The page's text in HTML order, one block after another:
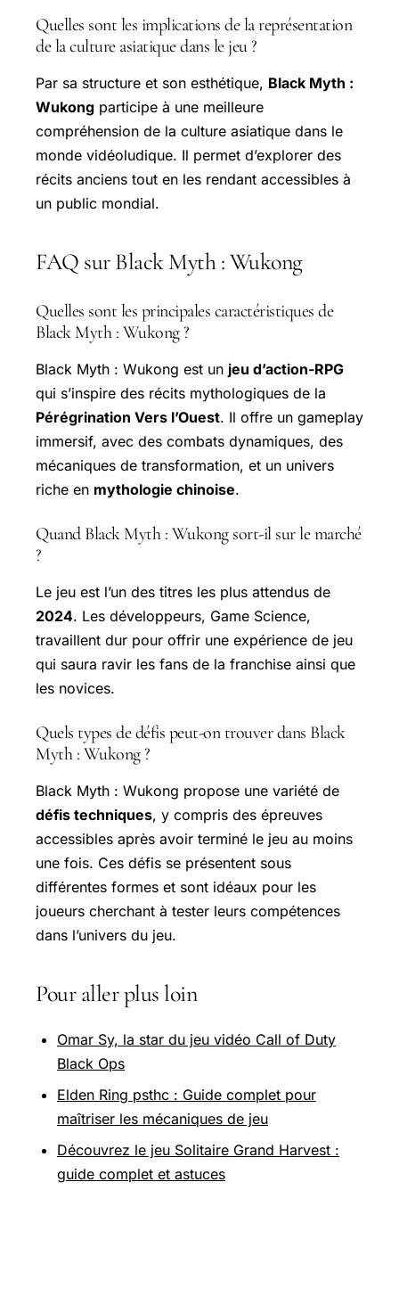
Quelles sont les implications de la représentation
de la culture asiatique dans le jeu ?
Par sa structure et son esthétique, Black Myth :
Wukong participe à une meilleure
compréhension de la culture asiatique dans le
monde vidéoludique. Il permet d’explorer des
récits anciens tout en les rendant accessibles à
un public mondial.
FAQ sur Black Myth : Wukong
Quelles sont les principales caractéristiques de
Black Myth : Wukong ?
Black Myth : Wukong est un jeu d’action-RPG
qui s’inspire des récits mythologiques de la
Pérégrination Vers l’Ouest. Il offre un gameplay
immersif, avec des combats dynamiques, des
mécaniques de transformation, et un univers
riche en mythologie chinoise.
Quand Black Myth : Wukong sort-il sur le marché
?
Le jeu est l’un des titres les plus attendus de
2024. Les développeurs, Game Science,
travaillent dur pour offrir une expérience de jeu
qui saura ravir les fans de la franchise ainsi que
les novices.
Quels types de défis peut-on trouver dans Black
Myth : Wukong ?
Black Myth : Wukong propose une variété de
défis techniques, y compris des épreuves
accessibles après avoir terminé le jeu au moins
une fois. Ces défis se présentent sous
différentes formes et sont idéaux pour les
joueurs cherchant à tester leurs compétences
dans l’univers du jeu.
Pour aller plus loin
Omar Sy, la star du jeu vidéo Call of Duty
Black Ops
Elden Ring psthc : Guide complet pour
maîtriser les mécaniques de jeu
Découvrez le jeu Solitaire Grand Harvest :
guide complet et astuces